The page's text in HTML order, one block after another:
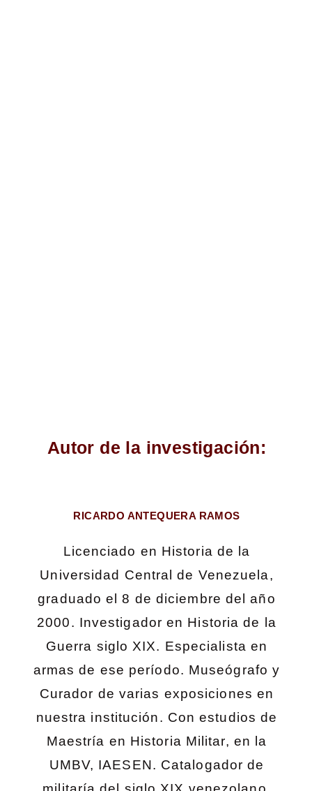
Autor de la investigación:
RICARDO ANTEQUERA RAMOS
Licenciado en Historia de la
Universidad Central de Venezuela,
graduado el 8 de diciembre del año
2000. Investigador en Historia de la
Guerra siglo XIX. Especialista en
armas de ese período. Museógrafo y
Curador de varias exposiciones en
nuestra institución. Con estudios de
Maestría en Historia Militar, en la
UMBV, IAESEN. Catalogador de